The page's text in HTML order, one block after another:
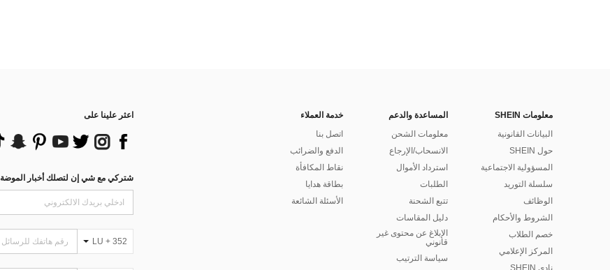
معلومات SHEIN
البيانات القانونية
حول SHEIN
المسؤولية الاجتماعية
سلسلة التوريد
الوظائف
الشروط والأحكام
خصم الطلاب
المركز الإعلامي
نادي SHEIN
المساعدة والدعم
معلومات الشحن
الانسحاب/الإرجاع
استرداد الأموال
الطلبات
تتبع الشحنة
دليل المقاسات
الإبلاغ عن محتوى غير
قانوني
سياسة الترتيب
خدمة العملاء
اتصل بنا
الدفع والضرائب
نقاط المكافأة
بطاقة هدايا
الأسئلة الشائعة
اعثر علينا على
شتركي مع شي إن لتصلك أخبار الموضة
LU + 352